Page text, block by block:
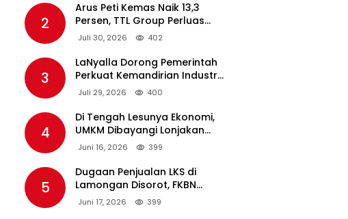
2
Arus Peti Kemas Naik 13,3
Persen, TTL Group Perluas
Konektivitas Maritim Global
Juli 30, 2026 402
3
LaNyalla Dorong Pemerintah
Perkuat Kemandirian Industri
Pertahanan Maritim Lewat PT
Juli 29, 2026 400
4
Di Tengah Lesunya Ekonomi,
UMKM Dibayangi Lonjakan
Harga BBM Nonsubsidi
Juni 16, 2026 399
5
Dugaan Penjualan LKS di
Lamongan Disorot, FKBN
Minta APH dan Dinas
Juni 17, 2026 399